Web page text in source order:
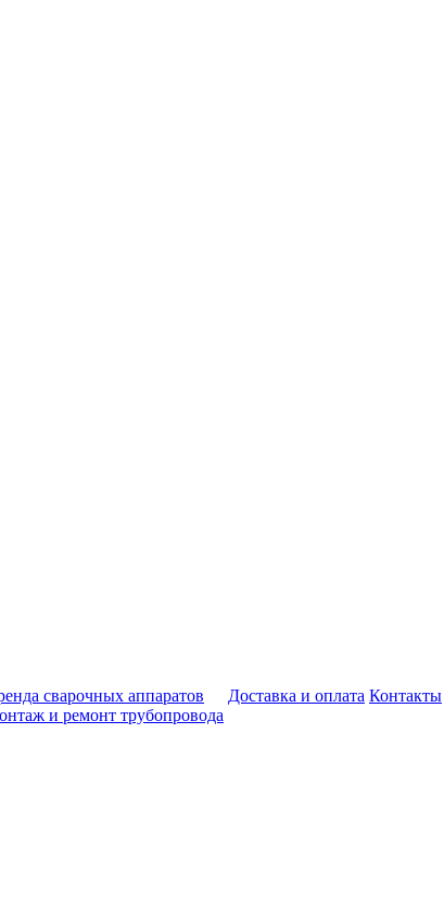
сварочных аппаратов
и ремонт трубопровода
Доставка и оплата Контакты